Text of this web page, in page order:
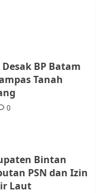
BP Batam
Tanah
0
Bintan
PSN dan Izin
Laut
Ajukan
0
0